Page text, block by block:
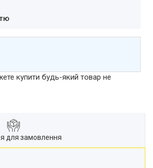
купити будь-який товар не
для замовлення